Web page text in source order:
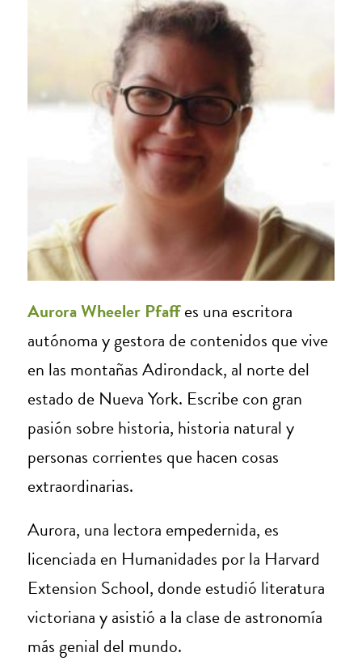
Aurora Wheeler Pfaffes una escritora
autónoma y gestora de contenidos que vive
en las montañas Adirondack, al norte del
estado de Nueva York. Escribe con gran
pasión sobre historia, historia natural y
personas corrientes que hacen cosas
extraordinarias.
Aurora, una lectora empedernida, es
licenciada en Humanidades por la Harvard
Extension School, donde estudió literatura
victoriana y asistió a la clase de astronomía
más genial del mundo.